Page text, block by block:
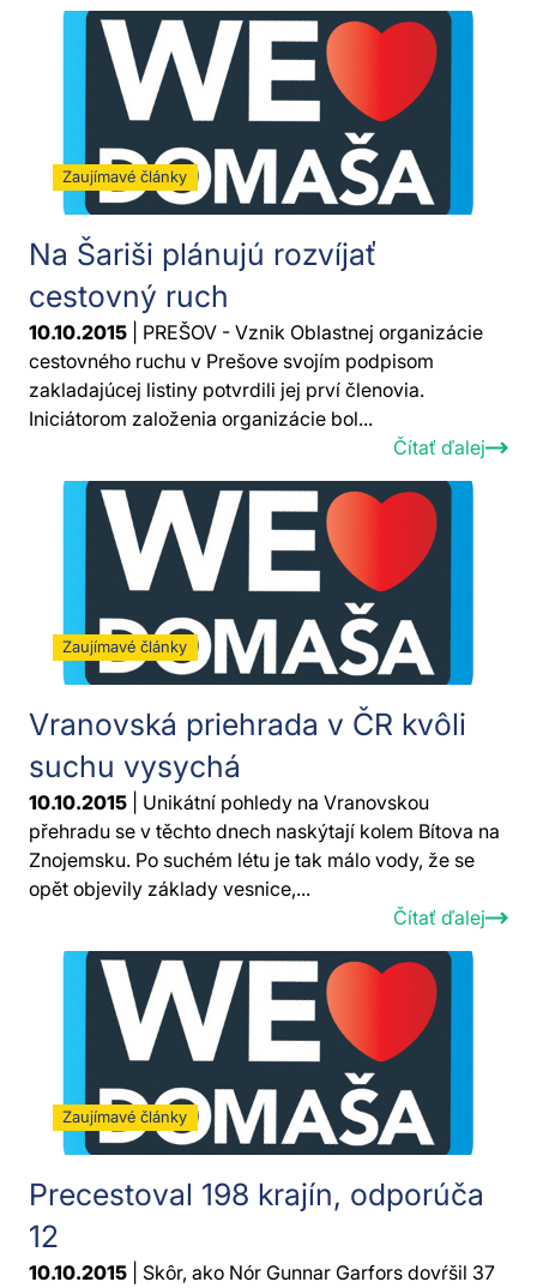
Zaujímavé články
Na Šariši plánujú rozvíjať
cestovný ruch
10.10.2015 | PREŠOV - Vznik Oblastnej organizácie
cestovného ruchu v Prešove svojím podpisom
zakladajúcej listiny potvrdili jej prví členovia.
Iniciátorom založenia organizácie bol...
Čítať ďalej
Zaujímavé články
Vranovská priehrada v ČR kvôli
suchu vysychá
10.10.2015 | Unikátní pohledy na Vranovskou
přehradu se v těchto dnech naskýtají kolem Bítova na
Znojemsku. Po suchém létu je tak málo vody, že se
opět objevily základy vesnice,...
Čítať ďalej
Zaujímavé články
Precestoval 198 krajín, odporúča
12
10.10.2015 | Skôr, ako Nór Gunnar Garfors dovŕšil 37